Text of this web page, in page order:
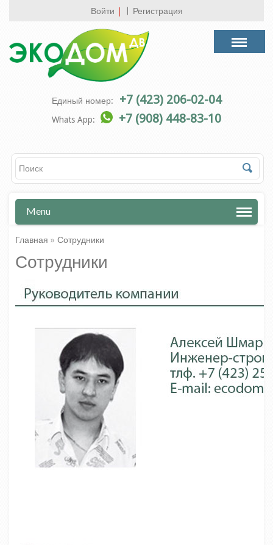
Войти Регистрация
Единый номер: +7 (423) 206-02-04
Whats App: +7 (908) 448-83-10
Menu
Главная » Сотрудники
Сотрудники